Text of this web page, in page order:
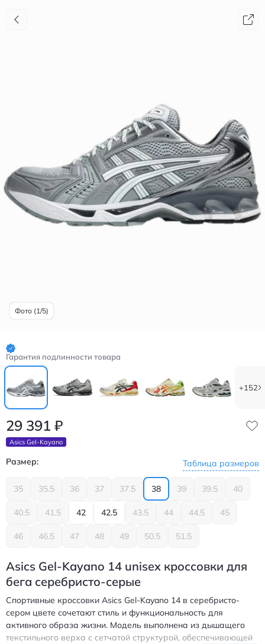
Фото (1/5)
Гарантия подлинности товара
+152
29 391 ₽
Asics Gel-Kayano
Размер: Таблица размеров
35 35.5 36 37 37.5 38 39 39.5 40
40.5 41.5 42 42.5 43.5 44 44.5 45
46 46.5 47 48 49 50.5 51.5
Asics Gel-Kayano 14 unisex кроссовки для
бега серебристо-серые
Спортивные кроссовки Asics Gel-Kayano 14 в серебристо-
сером цвете сочетают стиль и функциональность для
активного образа жизни. Модель выполнена из дышащего
текстильного верха с сетчатой структурой, обеспечивающей